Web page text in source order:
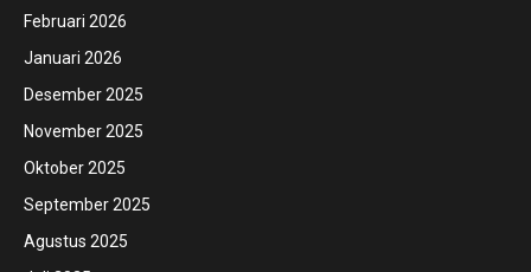
Februari 2026
Januari 2026
Desember 2025
November 2025
Oktober 2025
September 2025
Agustus 2025